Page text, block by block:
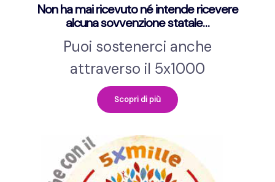
Non ha mai ricevuto né intende ricevere
alcuna sovvenzione statale…
Puoi sostenerci anche
attraverso il 5x1000
Scopri di più